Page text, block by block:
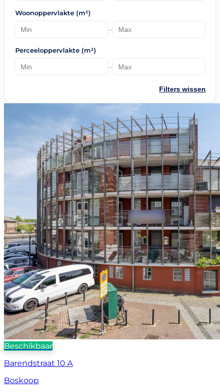
Woonoppervlakte (m²)
–
Perceeloppervlakte (m²)
–
Filters wissen
Beschikbaar
Barendstraat 10 A
Boskoop